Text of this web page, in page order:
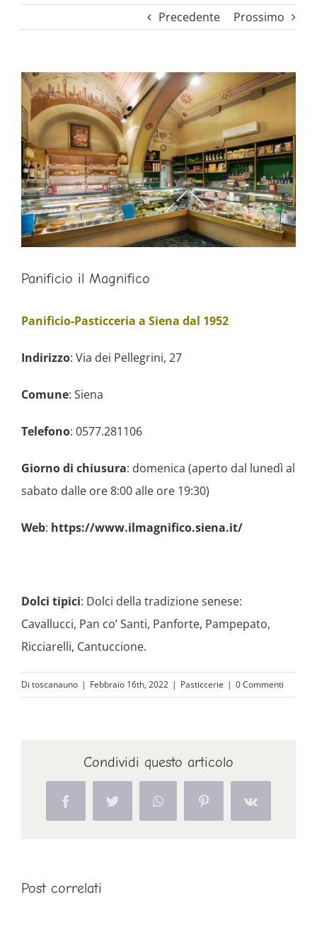
Precedente Prossimo
Ingrandisci
immagine
Panificio il Magnifico
Panificio-Pasticceria a Siena dal 1952
Indirizzo: Via dei Pellegrini, 27
Comune: Siena
Telefono: 0577.281106
Giorno di chiusura: domenica (aperto dal lunedì al
sabato dalle ore 8:00 alle ore 19:30)
Web: https://www.ilmagnifico.siena.it/
Dolci tipici: Dolci della tradizione senese:
Cavallucci, Pan co’ Santi, Panforte, Pampepato,
Ricciarelli, Cantuccione.
Di toscanauno | Febbraio 16th, 2022 | Pasticcerie | 0 Commenti
Condividi questo articolo
FacebookTwitter WhatsAppPinterestVk
Post correlati